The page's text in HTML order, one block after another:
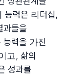
능력은 리더십,
과들을
능력을 가진
고, 삶의
성과를